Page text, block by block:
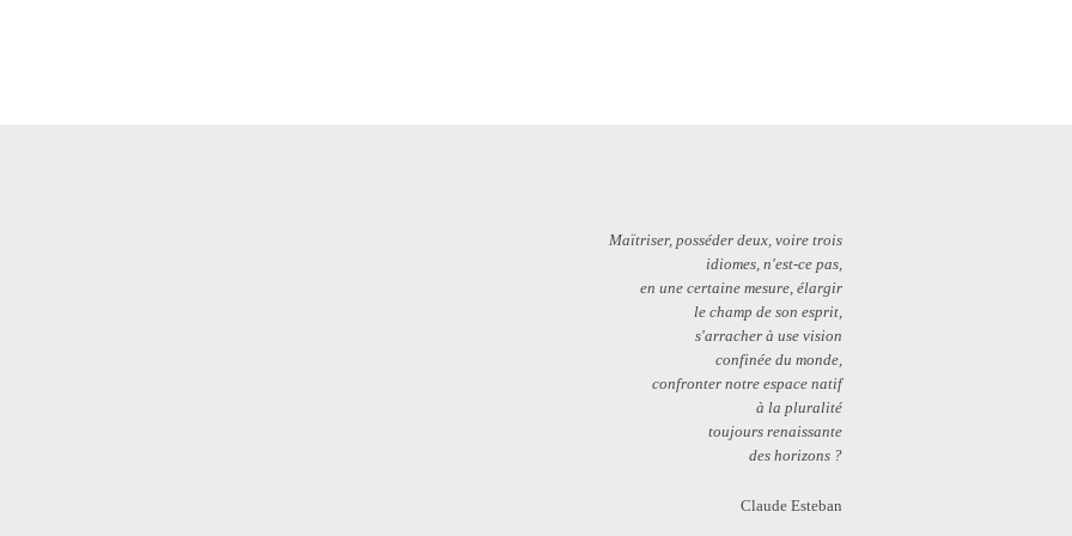
Maïtriser, posséder deux, voire trois
idiomes, n'est-ce pas,
en une certaine mesure, élargir
le champ de son esprit,
s'arracher à use vision
confinée du monde,
confronter notre espace natif
à la pluralité
toujours renaissante
des horizons ?
Claude Esteban